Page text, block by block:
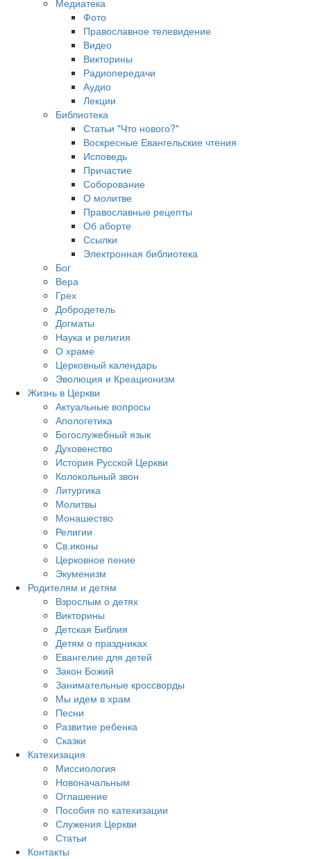
Медиатека
Фото
Православное телевидение
Видео
Викторины
Радиопередачи
Аудио
Лекции
Библиотека
Статьи "Что нового?"
Воскресные Евангельские чтения
Исповедь
Причастие
Соборование
О молитве
Православные рецепты
Об аборте
Ссылки
Электронная библиотека
Бог
Вера
Грех
Добродетель
Догматы
Наука и религия
О храме
Церковный календарь
Эволюция и Креационизм
Жизнь в Церкви
Актуальные вопросы
Апологетика
Богослужебный язык
Духовенство
История Русской Церкви
Колокольный звон
Литургика
Молитвы
Монашество
Религии
Св.иконы
Церковное пение
Экуменизм
Родителям и детям
Взрослым о детях
Викторины
Детская Библия
Детям о праздниках
Евангелие для детей
Закон Божий
Занимательные кроссворды
Мы идем в храм
Песни
Развитие ребенка
Сказки
Катехизация
Миссиология
Новоначальным
Оглашение
Пособия по катехизации
Служения Церкви
Статьи
Контакты